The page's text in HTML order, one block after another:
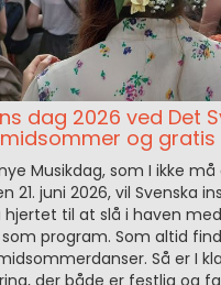
dag 2026 ved Det
og gratis
Musikdag, som I ikke
21. juni 2026, vil Svenska
til at slå i haven
program. Som altid
Så er I
der både er festlig og